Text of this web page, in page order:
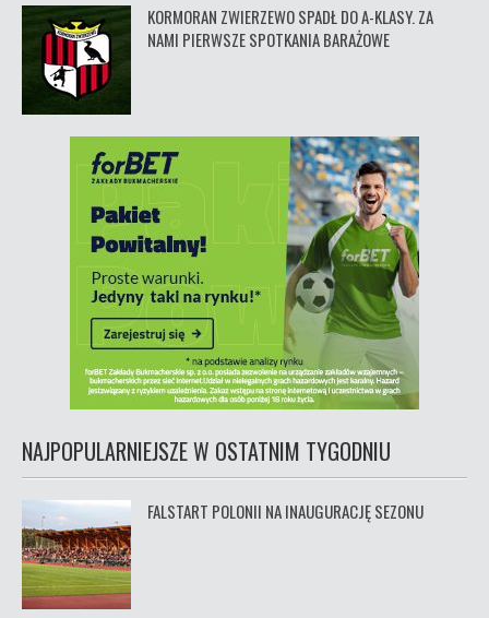
KORMORAN ZWIERZEWO SPADŁ DO A-KLASY. ZA
NAMI PIERWSZE SPOTKANIA BARAŻOWE
NAJPOPULARNIEJSZE W OSTATNIM TYGODNIU
FALSTART POLONII NA INAUGURACJĘ SEZONU